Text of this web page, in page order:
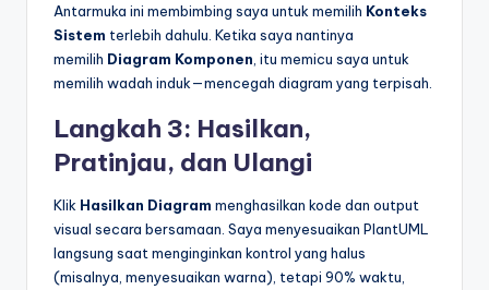
Antarmuka ini membimbing saya untuk memilih Konteks
Sistem terlebih dahulu. Ketika saya nantinya
memilih Diagram Komponen , itu memicu saya untuk
memilih wadah induk—mencegah diagram yang terpisah.
Langkah 3: Hasilkan,
Pratinjau, dan Ulangi
Klik Hasilkan Diagram menghasilkan kode dan output
visual secara bersamaan. Saya menyesuaikan PlantUML
langsung saat menginginkan kontrol yang halus
(misalnya, menyesuaikan warna), tetapi 90% waktu,